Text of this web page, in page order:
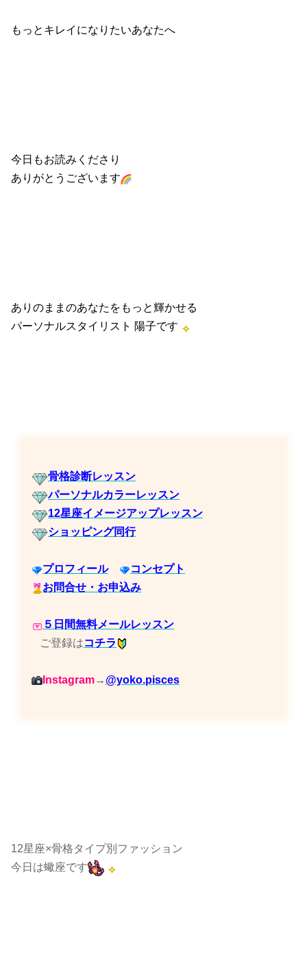
もっとキレイになりたいあなたへ
今日もお読みくださり
ありがとうございます
ありのままのあなたをもっと輝かせる
パーソナルスタイリスト 陽子です
骨格診断レッスン
パーソナルカラーレッスン
12星座イメージアップレッスン
ショッピング同行
プロフィール
コンセプト
お問合せ・お申込み
５日間無料メールレッスン
ご登録はコチラ
Instagram→ @yoko.pisces
12星座×骨格タイプ別ファッション
今日は蠍座です